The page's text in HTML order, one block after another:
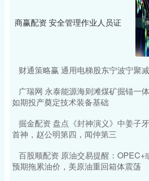
商赢配资 安全管理作业人员证
财通策略赢 通用电梯股东宁波宁聚
广瑞网 永泰能源海则滩煤矿掘锚一
如期投产奠定技术装备基础
掘金配资 盘点《封神演义》中姜子
首神，赵公明第四，闻仲第三
百股顺配资 原油交易提醒：OPEC+
预期拖累油价，美原油重回箱体震荡